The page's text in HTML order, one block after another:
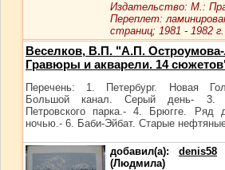
Издательство: М.:
Переплет:
страниц; 1981 - 1982 г.
Веселков, В.П. "А.П.
Гравюры и акварели. 14
Перечень: 1. Петербург. Новая
Большой канал. Серый день- 3.
Петровского парка.- 4. Брюгге. Ряд
ночью.- 6. Баби-Эйбат. Старые
добавил(а): denis58
(Людмила)